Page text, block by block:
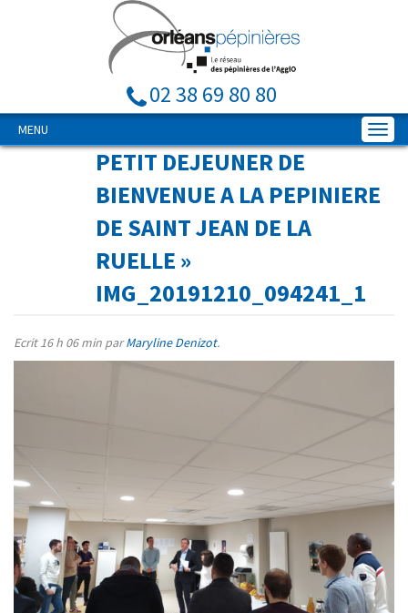
02 38 69 80 80
MENU
PETIT DEJEUNER DE
BIENVENUE A LA PEPINIERE
DE SAINT JEAN DE LA
RUELLE »
IMG_20191210_094241_1
Ecrit16 h 06 min parMaryline Denizot.